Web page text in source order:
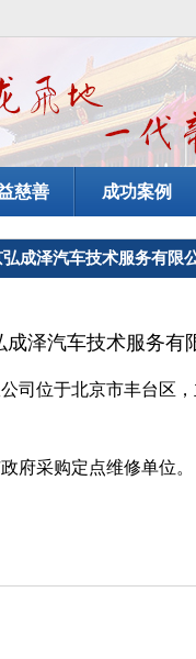
慈善 成功案例
成泽汽车技术服务有限
成泽汽车技术服务有
位于北京市丰台区，
府采购定点维修单位。